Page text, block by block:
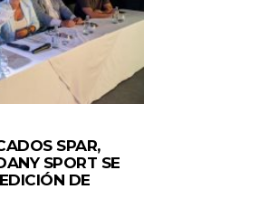
SPAR,
SPORT SE
DE